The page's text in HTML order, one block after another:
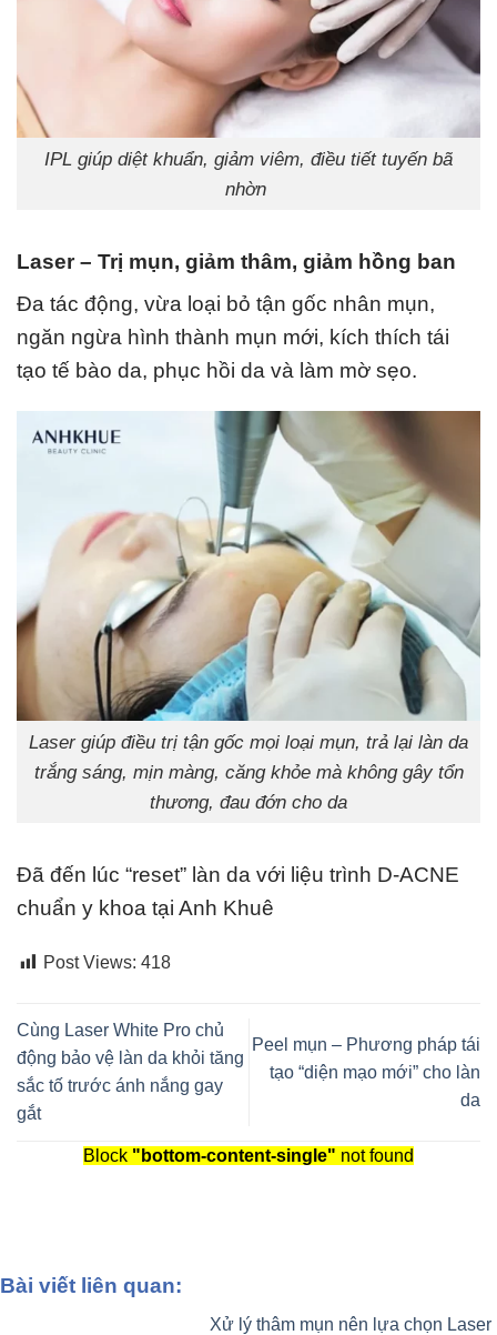
IPL giúp diệt khuẩn, giảm viêm, điều tiết tuyến bã
nhờn
Laser – Trị mụn, giảm thâm, giảm hồng ban
Đa tác động, vừa loại bỏ tận gốc nhân mụn,
ngăn ngừa hình thành mụn mới, kích thích tái
tạo tế bào da, phục hồi da và làm mờ sẹo.
Laser giúp điều trị tận gốc mọi loại mụn, trả lại làn da
trắng sáng, mịn màng, căng khỏe mà không gây tổn
thương, đau đớn cho da
Đã đến lúc “reset” làn da với liệu trình D-ACNE
chuẩn y khoa tại Anh Khuê
Post Views: 418
Cùng Laser White Pro chủ
động bảo vệ làn da khỏi tăng
sắc tố trước ánh nắng gay
gắt
Peel mụn – Phương pháp tái
tạo “diện mạo mới” cho làn
da
Block "bottom-content-single" not found
Bài viết liên quan:
Xử lý thâm mụn nên lựa chọn Laser